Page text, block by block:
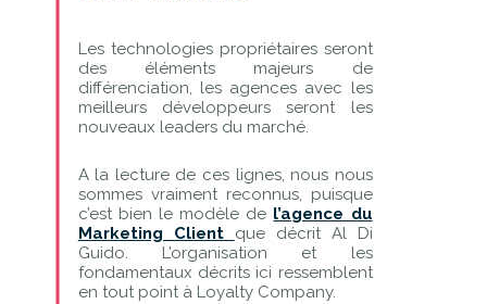
Les technologies propriétaires seront
des éléments majeurs de
différenciation, les agences avec les
meilleurs développeurs seront les
nouveaux leaders du marché.
A la lecture de ces lignes, nous nous
sommes vraiment reconnus, puisque
c’est bien le modèle de l’agence du
Marketing Client
que décrit Al Di
Guido. L’organisation et les
fondamentaux décrits ici ressemblent
en tout point à Loyalty Company.